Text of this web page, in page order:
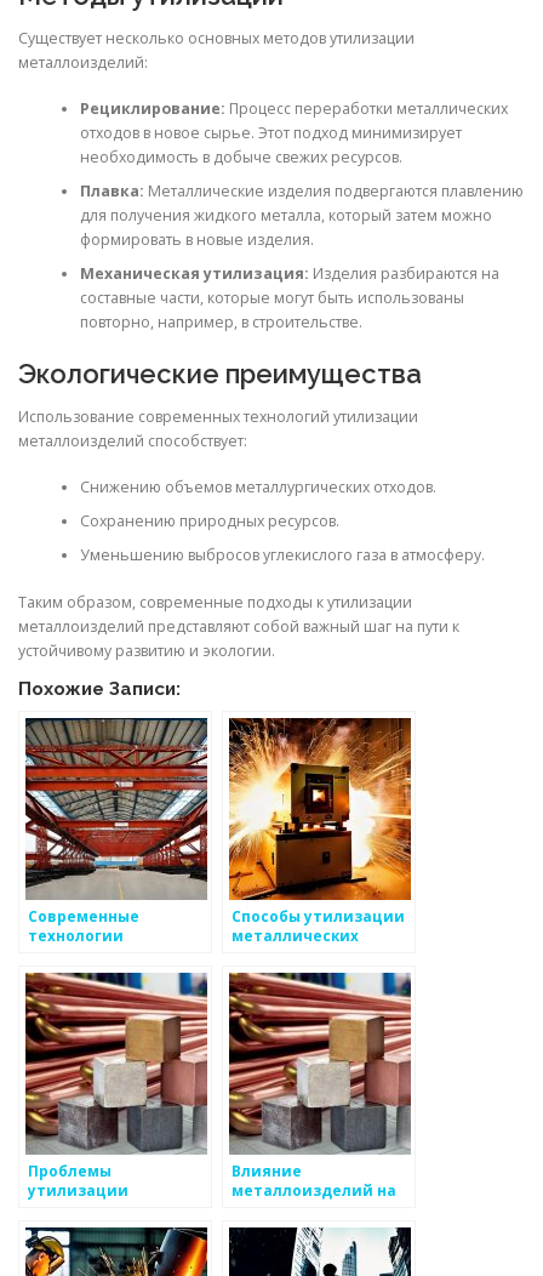
Существует несколько основных методов утилизации
металлоизделий:
Рециклирование: Процесс переработки металлических
отходов в новое сырье. Этот подход минимизирует
необходимость в добыче свежих ресурсов.
Плавка: Металлические изделия подвергаются плавлению
для получения жидкого металла, который затем можно
формировать в новые изделия.
Механическая утилизация: Изделия разбираются на
составные части, которые могут быть использованы
повторно, например, в строительстве.
Экологические преимущества
Использование современных технологий утилизации
металлоизделий способствует:
Снижению объемов металлургических отходов.
Сохранению природных ресурсов.
Уменьшению выбросов углекислого газа в атмосферу.
Таким образом, современные подходы к утилизации
металлоизделий представляют собой важный шаг на пути к
устойчивому развитию и экологии.
Похожие Записи:
Современные
технологии
металлов
Способы утилизации
металлических
Проблемы
утилизации
отходов
Влияние
металлоизделий на